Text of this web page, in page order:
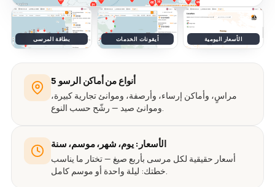
بطاقة المرسى أيقونات الخدمات الأسعار اليومية
5 أنواع من أماكن الرسو
مراسٍ، وأماكن إرساء، وأرصفة، وموانئ تجارية كبيرة،
وموانئ صيد — رشّح حسب النوع.
الأسعار: يوم، شهر، موسم، سنة
أسعار حقيقية لكل مرسى بأربع صيغ — تختار ما يناسب
خطتك: ليلة واحدة أو موسم كامل.